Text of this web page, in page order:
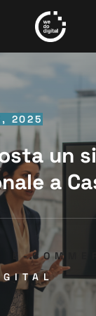
2025
un
a